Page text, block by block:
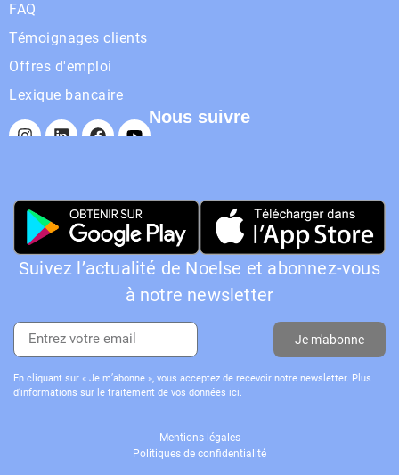
FAQ
Témoignages clients
Offres d'emploi
Lexique bancaire
Nous suivre
Suivez l’actualité de Noelse et abonnez-vous
à notre newsletter
Je m'abonne
En cliquant sur « Je m’abonne », vous acceptez de recevoir notre newsletter. Plus
d’informations sur le traitement de vos données ici
Mentions légales
Politiques de confidentialité